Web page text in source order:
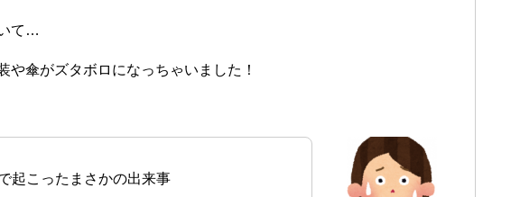
て…
や傘がズタボロになっちゃいました！
起こったまさかの出来事